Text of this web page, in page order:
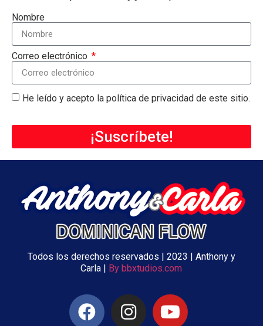
Nombre
Correo electrónico
He leído y acepto la política de privacidad de este sitio.
¡Suscríbete!
Todos los derechos reservados | 2023 | Anthony y
Carla | By bbxtudios.com